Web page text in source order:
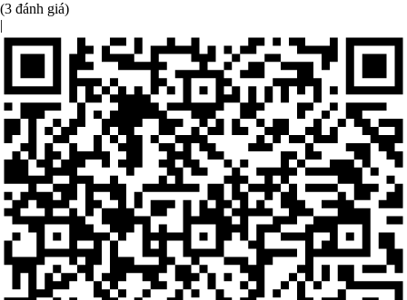
(3 đánh giá)
|